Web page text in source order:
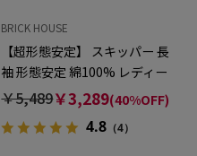
BRICK HOUSE
【超形態安定】 スキッパー 長
袖 形態安定 綿100% レディー
スシャツ
￥5,489￥3,289(40%OFF)
4.8 （4）